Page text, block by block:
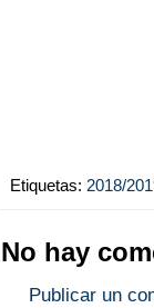
Etiquetas: 2018/
No hay
Publicar un